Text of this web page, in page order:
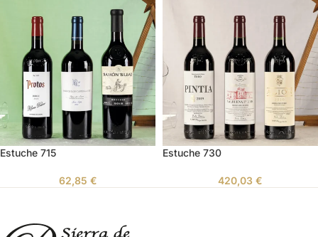
Estuche 715
62,85 €
Estuche 730
420,03 €